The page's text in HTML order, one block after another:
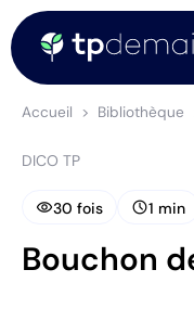
Accueil Bibliothèque
DICO TP
visibility30 fois schedule1 min
Bouchon